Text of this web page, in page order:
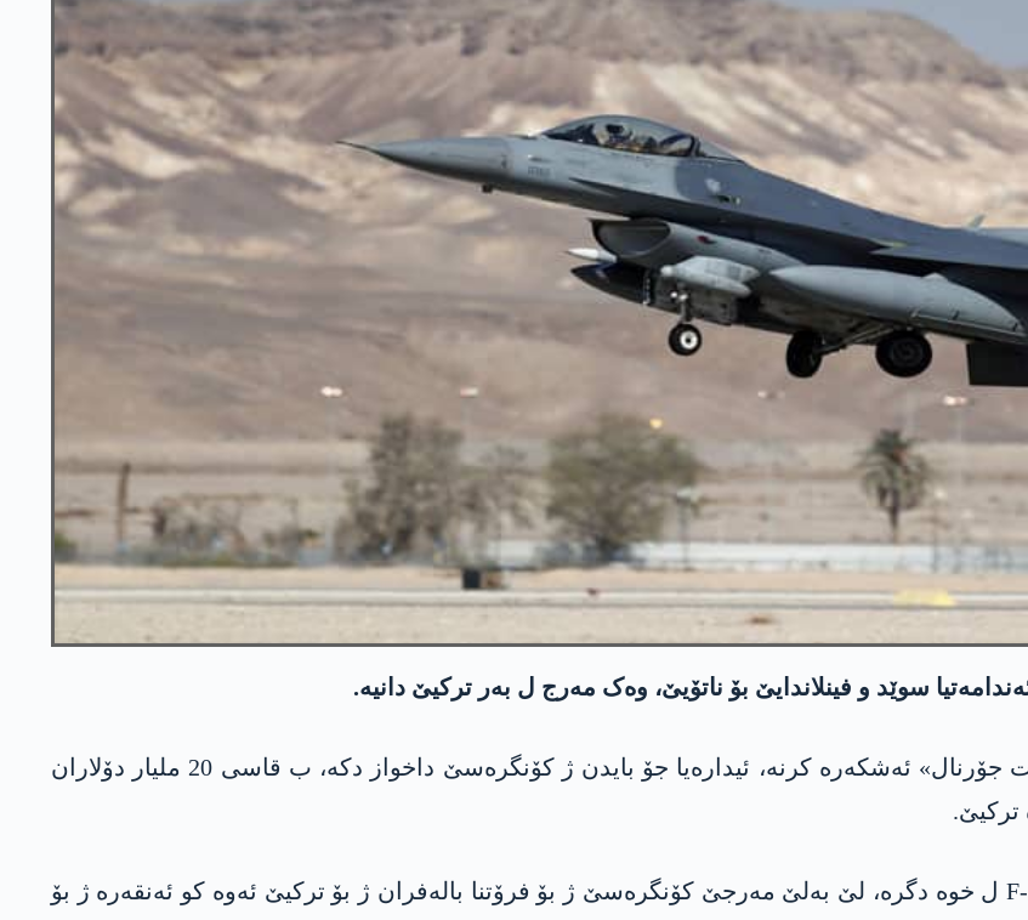
چەند رایەدارێن ئامەریکی ژ بۆ رۆژنامەیا «زە وال سترێت جۆرنال» ئەشکەرە کرنە، ئیدارەیا جۆ بایدن ژ کۆنگرەسێ داخواز دکە، ب قاسی 20 ملیار دۆلاران
ھەرواھا ھات راگەھاندن کو ئەڤ داخواز 40 بالەفرێن F-16 ل خوە دگرە، لێ بەلێ مەرجێ کۆنگرەسێ ژ بۆ فرۆتنا بالەفران ژ بۆ ترکیێ ئەوە کو ئەنقەرە ژ بۆ